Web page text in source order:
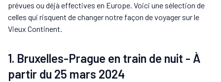
prévues ou déjà effectives en Europe. Voici une sélection de
celles qui risquent de changer notre façon de voyager sur le
Vieux Continent.
1. Bruxelles-Prague en train de nuit - À
partir du 25 mars 2024